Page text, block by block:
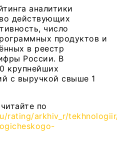
аналитики
действующих
число
продуктов и
в реестр
России. В
крупнейших
с выручкой свыше 1
по
rating/arkhiv_r/